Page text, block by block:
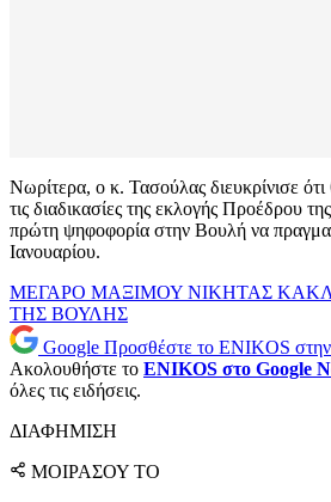
Νωρίτερα, ο κ. Τασούλας διευκρίνισε
τις διαδικασίες της εκλογής Προέδρου
πρώτη ψηφοφορία στην Βουλή να
Ιανουαρίου.
ΜΕΓΑΡΟ ΜΑΞΙΜΟΥ ΝΙΚΗΤΑΣ
ΤΗΣ ΒΟΥΛΗΣ
Google Προσθέστε το ENIKOS
Ακολουθήστε το ENIKOS στο Google
όλες τις ειδήσεις.
ΔΙΑΦΗΜΙΣΗ
ΜΟΙΡΑΣΟΥ ΤΟ